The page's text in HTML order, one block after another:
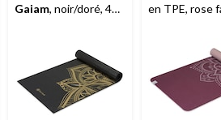
Gaiam, noir/doré, 4
en TPE, rose